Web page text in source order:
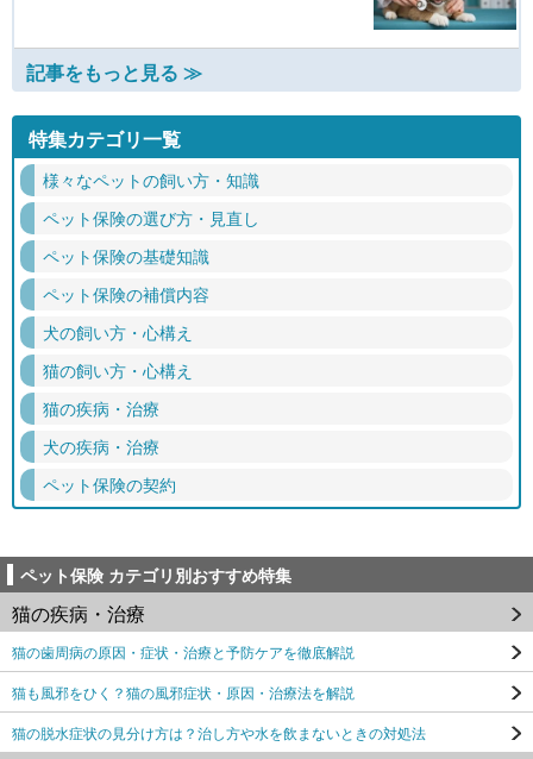
記事をもっと見る ≫
特集カテゴリ一覧
様々なペットの飼い方・知識
ペット保険の選び方・見直し
ペット保険の基礎知識
ペット保険の補償内容
犬の飼い方・心構え
猫の飼い方・心構え
猫の疾病・治療
犬の疾病・治療
ペット保険の契約
ペット保険 カテゴリ別おすすめ特集
猫の疾病・治療
猫の歯周病の原因・症状・治療と予防ケアを徹底解説
猫も風邪をひく？猫の風邪症状・原因・治療法を解説
猫の脱水症状の見分け方は？治し方や水を飲まないときの対処法